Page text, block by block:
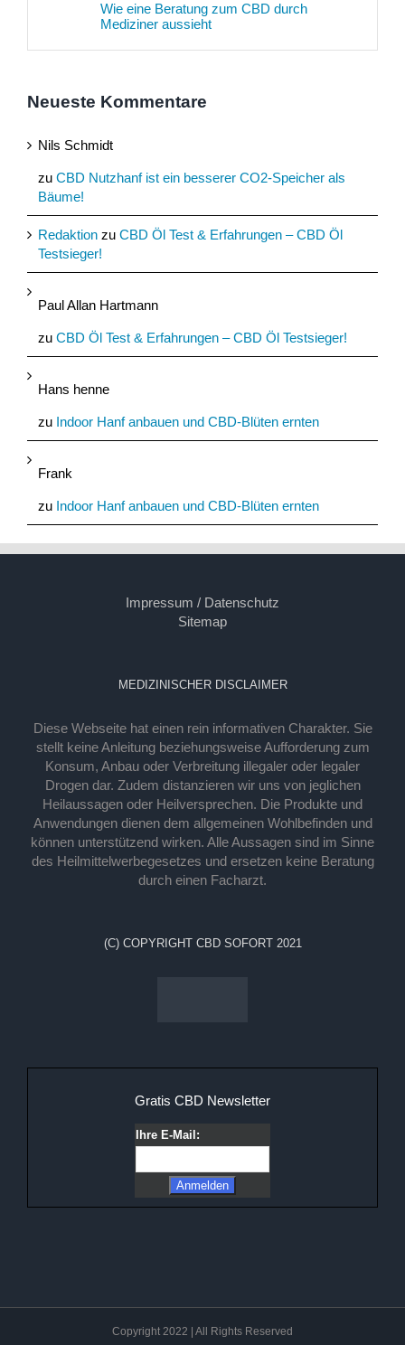
Wie eine Beratung zum CBD durch
Mediziner aussieht
Neueste Kommentare
Nils Schmidt
zu CBD Nutzhanf ist ein besserer CO2-Speicher als
Bäume!
Redaktion zu CBD Öl Test & Erfahrungen – CBD Öl
Testsieger!
Paul Allan Hartmann
zu CBD Öl Test & Erfahrungen – CBD Öl Testsieger!
Hans henne
zu Indoor Hanf anbauen und CBD-Blüten ernten
Frank
zu Indoor Hanf anbauen und CBD-Blüten ernten
Impressum / Datenschutz
Sitemap
MEDIZINISCHER DISCLAIMER
Diese Webseite hat einen rein informativen Charakter. Sie
stellt keine Anleitung beziehungsweise Aufforderung zum
Konsum, Anbau oder Verbreitung illegaler oder legaler
Drogen dar. Zudem distanzieren wir uns von jeglichen
Heilaussagen oder Heilversprechen. Die Produkte und
Anwendungen dienen dem allgemeinen Wohlbefinden und
können unterstützend wirken. Alle Aussagen sind im Sinne
des Heilmittelwerbegesetzes und ersetzen keine Beratung
durch einen Facharzt.
(C) COPYRIGHT CBD SOFORT 2021
Gratis CBD Newsletter
Ihre E-Mail:
Copyright 2022 | All Rights Reserved